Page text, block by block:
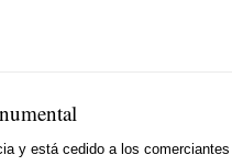
y está cedido a los comerciantes